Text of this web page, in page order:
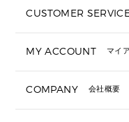
定期ケース
CUSTOMER
ギフト用にラッピング
ショッピングバッグ
注文後に完了メールが
MY ACCOUNT マイ
COMPANY 会社概要